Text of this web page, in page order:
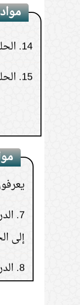
14. الحلقة(2)
15. الحلقة (1)
4.
7.
إلى
8.